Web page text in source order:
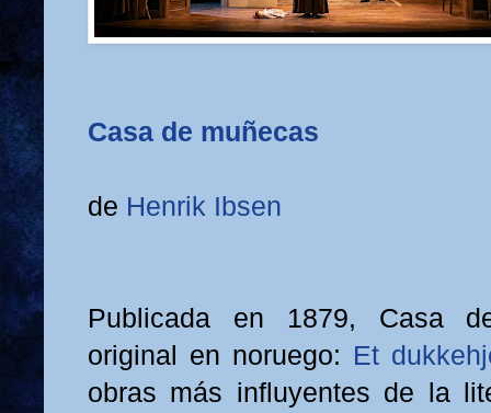
Casa de muñecas
de Henrik Ibsen
Publicada en 1879, Casa
original en noruego: Et
obras más influyentes de la